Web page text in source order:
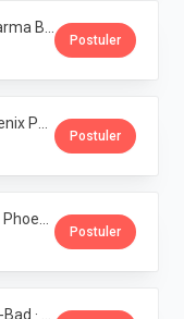
Postuler
Postuler
Postuler